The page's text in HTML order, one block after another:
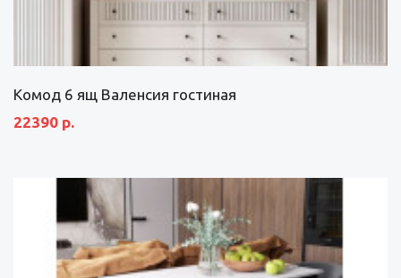
Комод 6 ящ Валенсия гостиная
22390 р.